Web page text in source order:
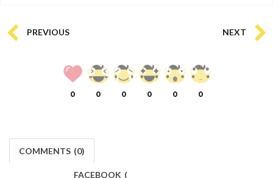
PREVIOUS NEXT
0 0 0 0 0 0
COMMENTS (0)
FACEBOOK (